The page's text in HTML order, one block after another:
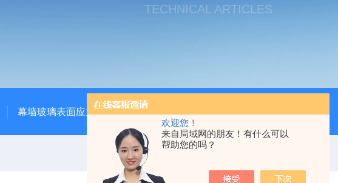
欢迎您！
来自局域网的朋友！有什么可以
帮助您的吗？
TECHNICAL ARTICLES
幕墙玻璃表面应力仪SSM-II